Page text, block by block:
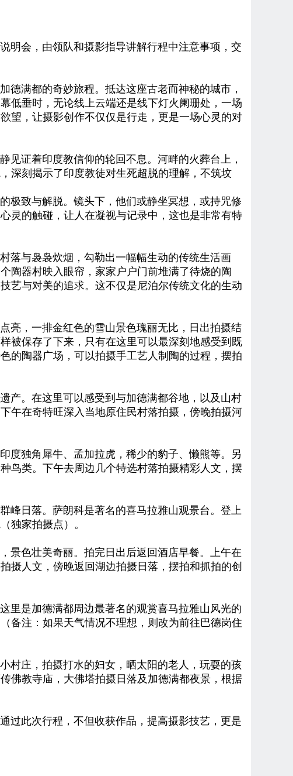
明会， 由领队和摄影指导讲解行程中注意事项，交
德满都的奇妙旅程。抵达这座古老而神秘的城市，
低垂时，无论线上云端还是线下灯火阑珊处，一场
望，让摄影创作不仅仅是行走，更是一场心灵的对
见证着印度教信仰的轮回不息。河畔的火葬台上，
深刻揭示了印度教徒对生死超脱的理解，不筑坟
致与解脱。镜头下，他们或静坐冥想，或持咒修
灵的触碰，让人在凝视与记录中，这也是非常有特
落与袅袅炊烟，勾勒出一幅幅生动的传统生活画
陶器村映入眼帘，家家户户门前堆满了待烧的陶
艺与对美的追求。这不仅是尼泊尔传统文化的生动
，一排金红色的雪山景色瑰丽无比， 日出拍摄结
被保存了下来，只有在这里可以最深刻地感受到既
的陶器广场，可以拍摄手工艺人制陶的过程 ，摆拍
。在这里可以感受到与加德满都谷地，以及山村
午在奇特旺深入当地原住民村落拍摄，傍晚拍摄河
独角犀牛、孟加拉虎，稀少的豹子、懒熊等。 另
鸟类。下午去周边几个特选村落拍摄精彩人文 ，摆
峰日落。萨朗科是著名的喜马拉雅山观景台。登上
（独家拍摄点） 。
色壮美奇丽。拍完日出后返回酒店早餐。上午在
摄人文， 傍晚返回湖边拍摄日落 ，摆拍和抓拍的创
里是加德满都周边最著名的观赏喜马拉雅山风光的
备注：如果天气情况不理想，则改为前往巴德岗住
村庄，拍摄打水的妇女，晒太阳的老人，玩耍的孩
佛教寺庙 ， 大佛塔拍摄日落及加德满都夜景 ，根据
过此次行程，不但收获作品，提高摄影技艺，更是